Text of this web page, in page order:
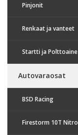
Pinjonit
Renkaat ja vanteet
Startti ja Polttoaine
Autovaraosat
BSD Racing
Firestorm 10T Nitro